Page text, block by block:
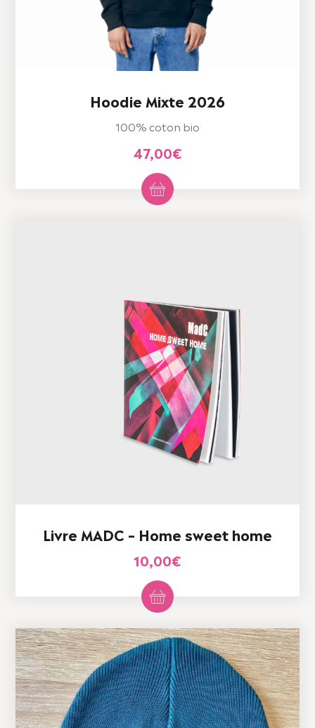
Hoodie Mixte 2026
100% coton bio
47,00€
Ce
produit
a
plusieurs
page
du
produit
Livre MADC – Home sweet home
10,00€